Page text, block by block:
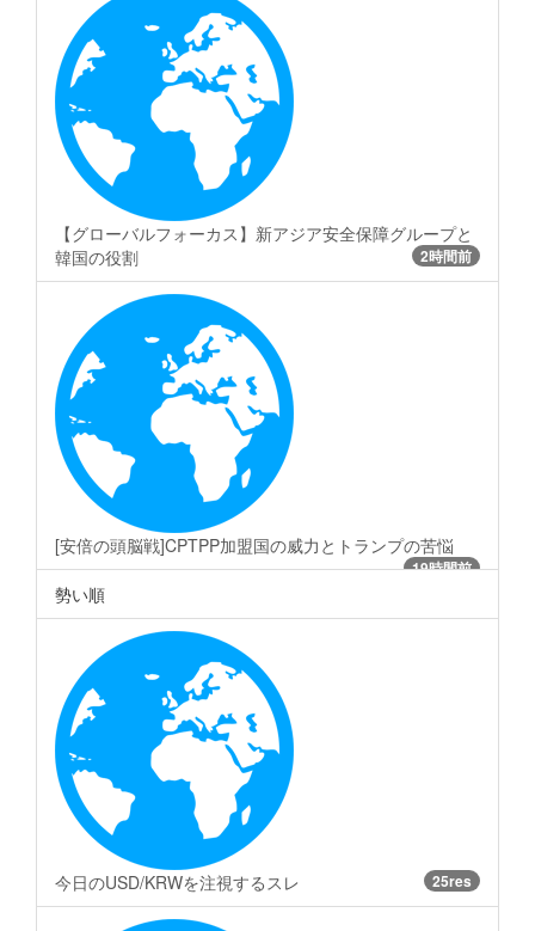
【グローバルフォーカス】新アジア安全保障グループと
韓国の役割
2時間前
[安倍の頭脳戦]CPTPP加盟国の威力とトランプの苦悩
19時間前
勢い順
今日のUSD/KRWを注視するスレ 25res